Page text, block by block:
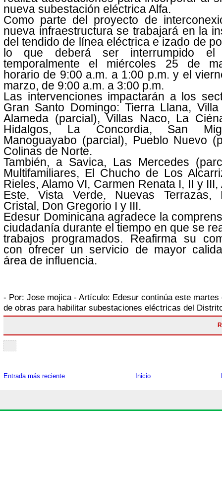
nueva subestación eléctrica Alfa.
Como parte del proyecto de
nueva infraestructura se trabajará en la
del tendido de línea eléctrica e izado de
lo que deberá ser interrumpido el
temporalmente el miércoles 25 de
horario de 9:00 a.m. a 1:00 p.m. y el
marzo, de 9:00 a.m. a 3:00 p.m.
Las intervenciones impactarán a los
Gran Santo Domingo: Tierra Llana, Villa
Alameda (parcial), Villas Naco, La
Hidalgos, La Concordia, San
Manoguayabo (parcial), Pueblo Nuevo
Colinas de Norte.
También, a Savica, Las Mercedes
Multifamiliares, El Chucho de Los
Rieles, Alamo VI, Carmen Renata I, II y III,
Este, Vista Verde, Nuevas Terrazas,
Cristal, Don Gregorio I y III.
Edesur Dominicana agradece la
ciudadanía durante el tiempo en que se
trabajos programados. Reafirma su
con ofrecer un servicio de mayor
área de influencia.
- Por: Jose mojica- Artículo: Edesur continúa este martes
de obras para habilitar subestaciones eléctricas del
Entrada más reciente Inicio